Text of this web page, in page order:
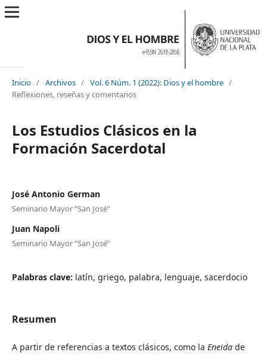
Inicio / Archivos / Vol. 6 Núm. 1 (2022): Dios y el hombre /
Reflexiones, reseñas y comentarios
Los Estudios Clásicos en la
Formación Sacerdotal
José Antonio German
Seminario Mayor “San José”
Juan Napoli
Seminario Mayor “San José”
Palabras clave: latín, griego, palabra, lenguaje, sacerdocio
Resumen
A partir de referencias a textos clásicos, como la Eneida de